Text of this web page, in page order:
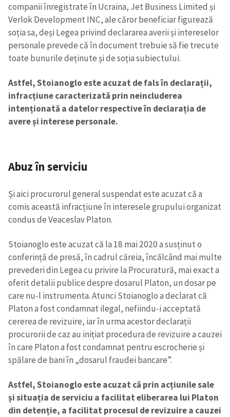
Trimite o informație
Despre ZdG
in English
на русском
companii înregistrate în Ucraina, Jet Business Limited și
Verlok Development INC, ale căror beneficiar figurează
soția sa, deși Legea privind declararea averii și intereselor
personale prevede că în document trebuie să fie trecute
toate bunurile deținute și de soția subiectului.
Astfel, Stoianoglo este acuzat de fals în declarații,
infracțiune caracterizată prin neincluderea
intenționată a datelor respective în declarația de
avere și interese personale.
Abuz în serviciu
Și aici procurorul general suspendat este acuzat că a
comis această infracțiune în interesele grupului organizat
condus de Veaceslav Platon.
Stoianoglo este acuzat că la 18 mai 2020 a susținut o
conferință de presă, în cadrul căreia, încălcând mai multe
prevederi din Legea cu privire la Procuratură, mai exact a
oferit detalii publice despre dosarul Platon, un dosar pe
care nu-l instrumenta. Atunci Stoianoglo a declarat că
Platon a fost condamnat ilegal, nefiindu-i acceptată
cererea de revizuire, iar în urma acestor declarații
procurorii de caz au inițiat procedura de revizuire a cauzei
în care Platon a fost condamnat pentru escrocherie și
spălare de bani în „dosarul fraudei bancare”.
Astfel, Stoianoglo este acuzat că prin acțiunile sale
și situația de serviciu a facilitat eliberarea lui Platon
din detenție, a facilitat procesul de revizuire a cauzei